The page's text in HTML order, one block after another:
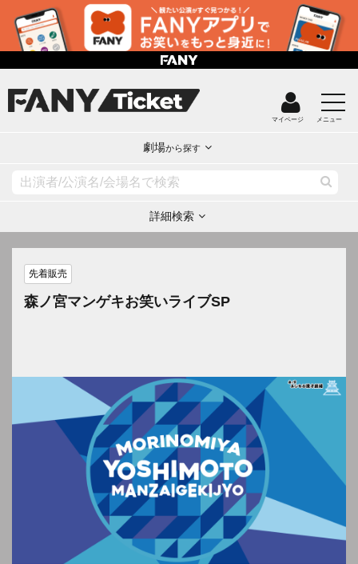
マイページ メニュー
劇場から探す
詳細検索
先着販売
森ノ宮マンゲキお笑いライブSP